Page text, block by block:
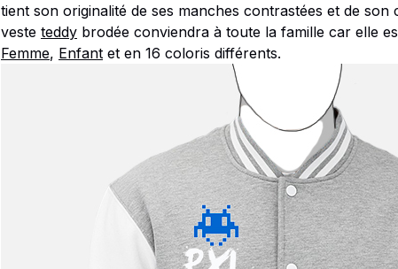
tient son originalité de ses manches contrastées et de son
veste teddybrodée conviendra à toute la famille car elle
Femme, Enfantet en 16 coloris différents.